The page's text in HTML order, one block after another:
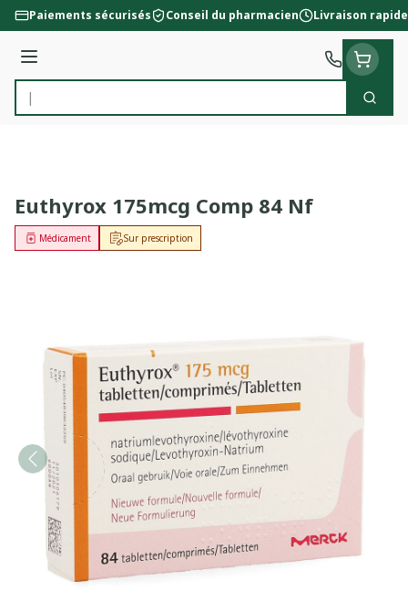
Aller au contenu
Paiements sécurisés Conseil du pharmacien Livraison rapide
Menu
Rechercher
Euthyrox 175mcg Comp 84 Nf
Sur prescription
Médicament